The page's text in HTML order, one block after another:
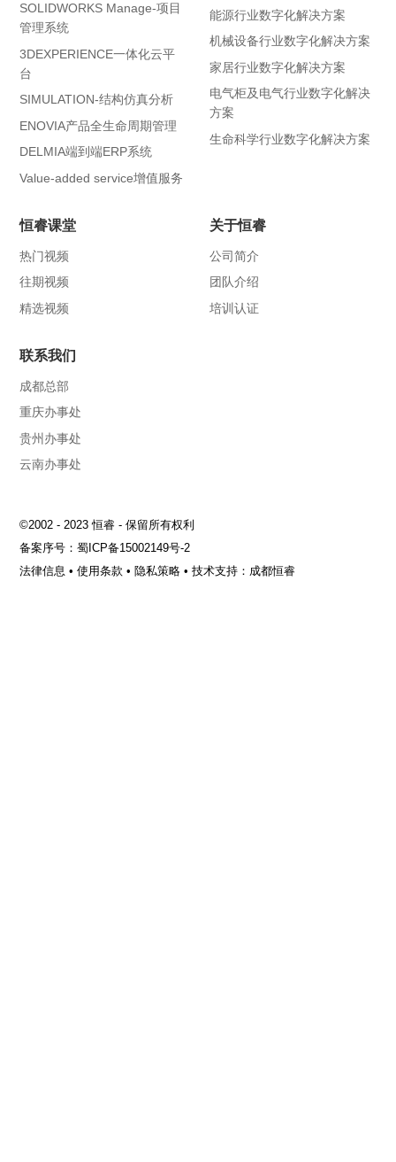
SOLIDWORKS Manage-项目
管理系统
3DEXPERIENCE一体化云平
台
SIMULATION-结构仿真分析
ENOVIA产品全生命周期管理
DELMIA端到端ERP系统
Value-added service增值服务
能源行业数字化解决方案
机械设备行业数字化解决方案
家居行业数字化解决方案
电气柜及电气行业数字化解决
方案
生命科学行业数字化解决方案
恒睿课堂
热门视频
往期视频
精选视频
关于恒睿
公司简介
团队介绍
培训认证
联系我们
成都总部
重庆办事处
贵州办事处
云南办事处
©2002 - 2023 恒睿 - 保留所有权利
备案序号：蜀ICP备15002149号-2
法律信息 •使用条款 • 隐私策略 •技术支持：成都恒睿